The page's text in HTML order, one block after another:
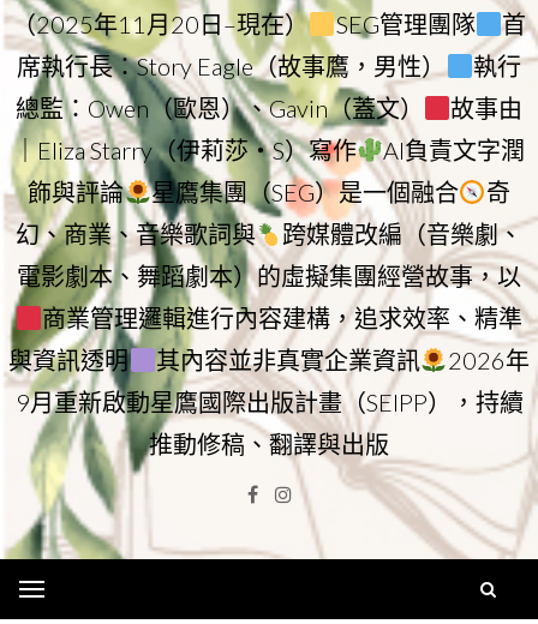
（2025年11月20日–現在）
SEG管理團隊
首
席執行長：Story Eagle（故事鷹，男性）
執行
總監：Owen（歐恩）、Gavin（蓋文）
故事由
｜Eliza Starry（伊莉莎・S）寫作
AI負責文字潤
飾與評論
星鷹集團（SEG）是一個融合
奇
幻、商業、音樂歌詞與
跨媒體改編（音樂劇、
電影劇本、舞蹈劇本）的虛擬集團經營故事，以
商業管理邏輯進行內容建構，追求效率、精準
與資訊透明
其內容並非真實企業資訊
2026年
9月重新啟動星鷹國際出版計畫（SEIPP），持續
推動修稿、翻譯與出版
Facebook
Instagram